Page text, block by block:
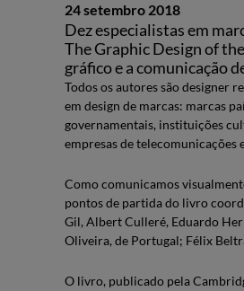
24 setembro 2018
Dez especialistas em
The Graphic Design of
gráfico e a comunicação
Todos os autores são designer
em design de marcas: marcas
governamentais, instituições
empresas de telecomunicações
Como comunicamos
pontos de partida do livro
Gil, Albert Culleré, Eduardo
Oliveira, de Portugal; Félix
O livro, publicado pela